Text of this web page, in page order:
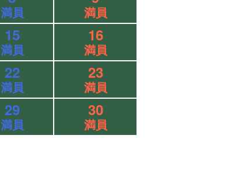
満員 満員
15
満員
16
満員
22
満員
23
満員
29
満員
30
満員